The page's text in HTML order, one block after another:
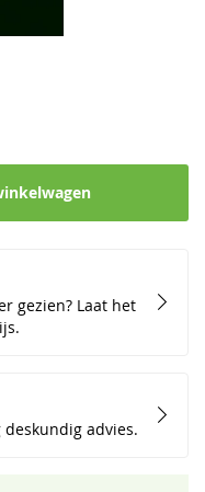
gezien? Laat het
advies.